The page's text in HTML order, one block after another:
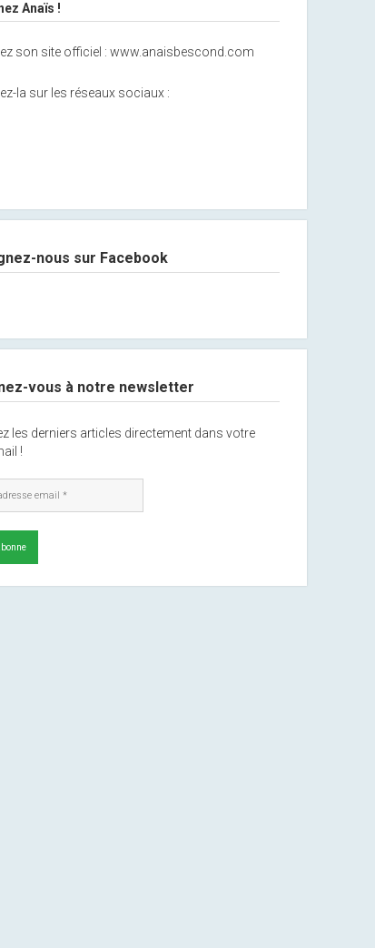
Anaïs !
son site officiel : www.anaisbescond.com
la sur les réseaux sociaux :
nous sur Facebook
vous à notre newsletter
les derniers articles directement dans votre
!